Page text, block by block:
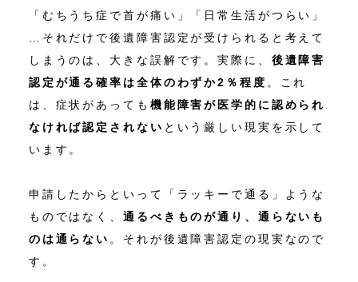
「むちうち症で首が痛い」「日常生活がつらい」
…それだけで後遺障害認定が受けられると考えて
しまうのは、大きな誤解です。実際に、 後遺障害
認定が通る確率は全体のわずか2％程度 。これ
は、症状があっても 機能障害が医学的に認められ
なければ認定されない という厳しい現実を示して
います。
申請したからといって「ラッキーで通る」ような
ものではなく、 通るべきものが通り、通らないも
のは通らない 。それが後遺障害認定の現実なので
す。